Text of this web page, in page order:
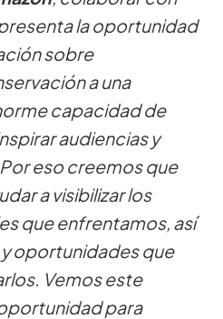
la oportunidad
sobre
a una
capacidad de
audiencias y
eso creemos que
a visibilizar los
que enfrentamos, así
oportunidades que
Vemos este
para